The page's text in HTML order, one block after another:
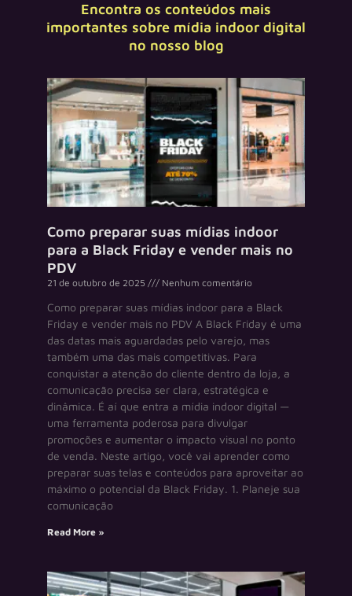
Encontra os conteúdos mais
importantes sobre mídia indoor digital
no nosso blog
Como preparar suas mídias indoor
para a Black Friday e vender mais no
PDV
21 de outubro de 2025 Nenhum comentário
Como preparar suas mídias indoor para a Black
Friday e vender mais no PDV A Black Friday é uma
das datas mais aguardadas pelo varejo, mas
também uma das mais competitivas. Para
conquistar a atenção do cliente dentro da loja, a
comunicação precisa ser clara, estratégica e
dinâmica. É aí que entra a mídia indoor digital —
uma ferramenta poderosa para divulgar
promoções e aumentar o impacto visual no ponto
de venda. Neste artigo, você vai aprender como
preparar suas telas e conteúdos para aproveitar ao
máximo o potencial da Black Friday. 1. Planeje sua
comunicação
Read More »